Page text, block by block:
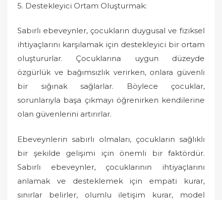
5. Destekleyici Ortam Oluşturmak:
Sabırlı ebeveynler, çocukların duygusal ve fiziksel
ihtiyaçlarını karşılamak için destekleyici bir ortam
oluştururlar. Çocuklarına uygun düzeyde
özgürlük ve bağımsızlık verirken, onlara güvenli
bir sığınak sağlarlar. Böylece çocuklar,
sorunlarıyla başa çıkmayı öğrenirken kendilerine
olan güvenlerini artırırlar.
Ebeveynlerin sabırlı olmaları, çocukların sağlıklı
bir şekilde gelişimi için önemli bir faktördür.
Sabırlı ebeveynler, çocuklarının ihtiyaçlarını
anlamak ve desteklemek için empati kurar,
sınırlar belirler, olumlu iletişim kurar, model